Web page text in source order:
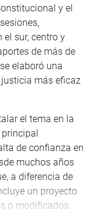
y el
sur, centro y
de más de
elaboró una
más eficaz
el tema en la
de confianza en
muchos años
a diferencia de
un proyecto
o modificados.